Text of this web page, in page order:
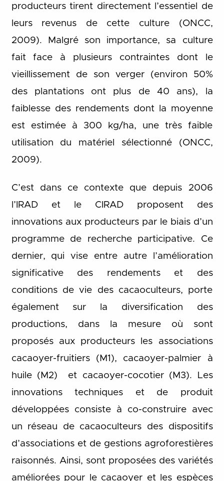
producteurs tirent directement l’essentiel de
leurs revenus de cette culture (ONCC,
2009). Malgré son importance, sa culture
fait face à plusieurs contraintes dont le
vieillissement de son verger (environ 50%
des plantations ont plus de 40 ans), la
faiblesse des rendements dont la moyenne
est estimée à 300 kg/ha, une très faible
utilisation du matériel sélectionné (ONCC,
2009).
C’est dans ce contexte que depuis 2006
l’IRAD et le CIRAD proposent des
innovations aux producteurs par le biais d’un
programme de recherche participative. Ce
dernier, qui vise entre autre l’amélioration
significative des rendements et des
conditions de vie des cacaoculteurs, porte
également sur la diversification des
productions, dans la mesure où sont
proposés aux producteurs les associations
cacaoyer-fruitiers (M1), cacaoyer-palmier à
huile (M2) et cacaoyer-cocotier (M3). Les
innovations techniques et de produit
développées consiste à co-construire avec
un réseau de cacaoculteurs des dispositifs
d’associations et de gestions agroforestières
raisonnés. Ainsi, sont proposées des variétés
améliorées pour le cacaoyer et les espèces